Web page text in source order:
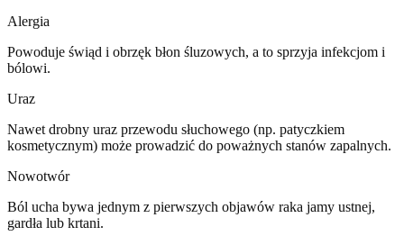
Alergia
Powoduje świąd i obrzęk błon śluzowych, a to sprzyja infekcjom i
bólowi.
Uraz
Nawet drobny uraz przewodu słuchowego (np. patyczkiem
kosmetycznym) może prowadzić do poważnych stanów zapalnych.
Nowotwór
Ból ucha bywa jednym z pierwszych objawów raka jamy ustnej,
gardła lub krtani.